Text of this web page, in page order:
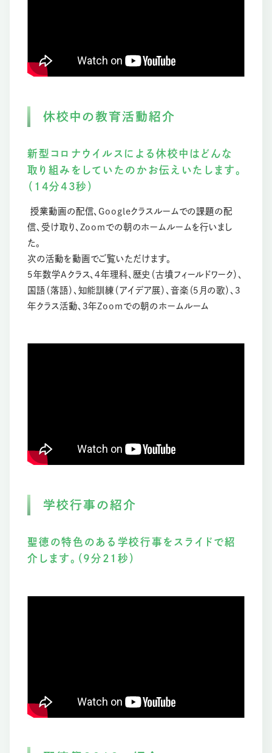
休校中の教育活動紹介
新型コロナウイルスによる休校中はどんな
取り組みをしていたのかお伝えいたします。
（14分43秒）
授業動画の配信、Googleクラスルームでの課題の配
信、受け取り、Zoomでの朝のホームルームを行いまし
た。
次の活動を動画でご覧いただけます。
５年数学Aクラス、４年理科、歴史（古墳フィールドワーク）、
国語（落語）、知能訓練（アイデア展）、音楽（５月の歌）、３
年クラス活動、３年Zoomでの朝のホームルーム
学校行事の紹介
聖徳の特色のある学校行事をスライドで紹
介します。（9分21秒）